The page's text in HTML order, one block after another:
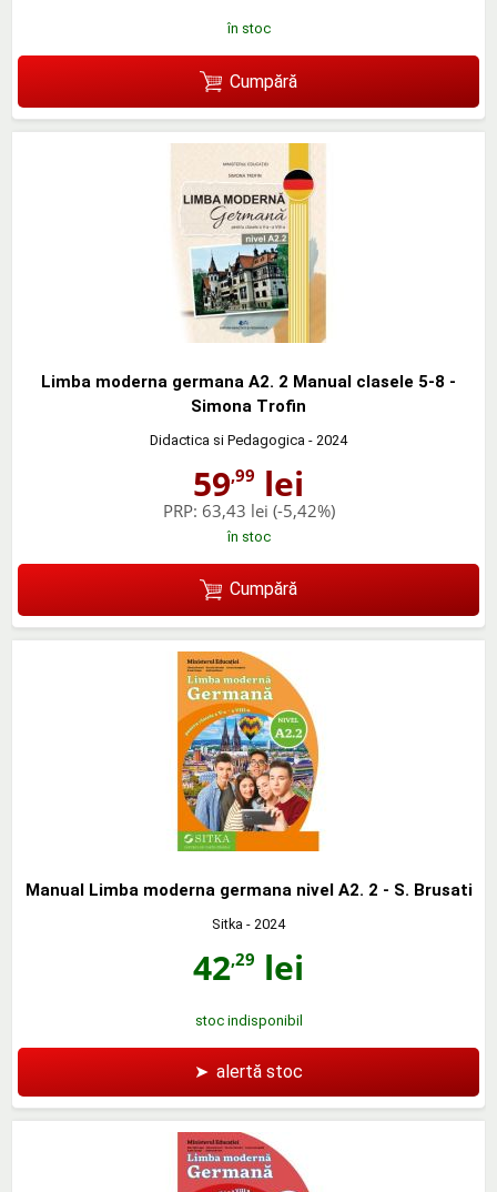
în stoc
Cumpără
Limba moderna germana A2. 2 Manual clasele 5-8 -
Simona Trofin
Didactica si Pedagogica - 2024
59,99 lei
PRP: 63,43 lei (-5,42%)
în stoc
Cumpără
Manual Limba moderna germana nivel A2. 2 - S. Brusati
Sitka - 2024
42,29 lei
stoc indisponibil
➤ alertă stoc